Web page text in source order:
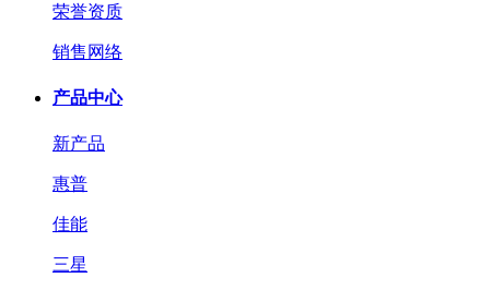
荣誉资质
销售网络
产品中心
新产品
惠普
佳能
三星